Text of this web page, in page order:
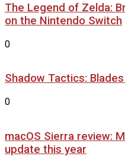
The Legend of Zelda:
on the Nintendo Switch
0
Shadow Tactics:
0
macOS Sierra review:
update this year